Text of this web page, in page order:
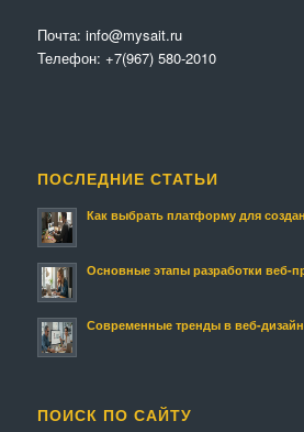
Почта: info@mysait.ru
Телефон: +7(967) 580-2010
ПОСЛЕДНИЕ СТАТЬИ
Как выбрать платформу для
Основные этапы разработки веб-
Современные тренды в веб-
ПОИСК ПО САЙТУ